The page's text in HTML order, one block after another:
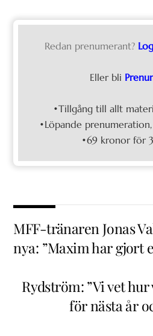
Redan prenumerant?
Eller bli
•Tillgång till allt
•Löpande
•69 kronor för
MFF-tränaren Jonas
nya: ”Maxim har gjort
Rydström: ”Vi vet
för nästa år